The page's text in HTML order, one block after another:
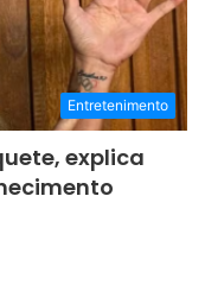
Entretenimento
explica